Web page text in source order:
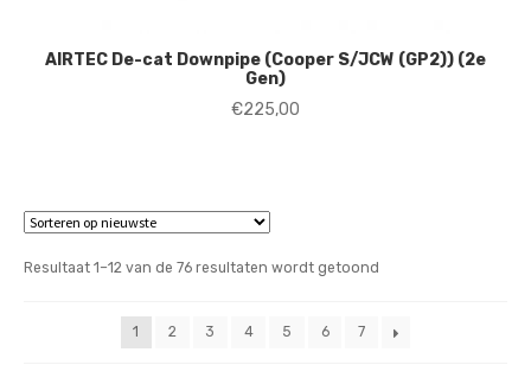
AIRTEC De-cat Downpipe (Cooper S/JCW (GP2)) (2e
Gen)
€225,00
Resultaat 1–12 van de 76 resultaten wordt getoondGesorteerd
1
2 3 4 5 6 7